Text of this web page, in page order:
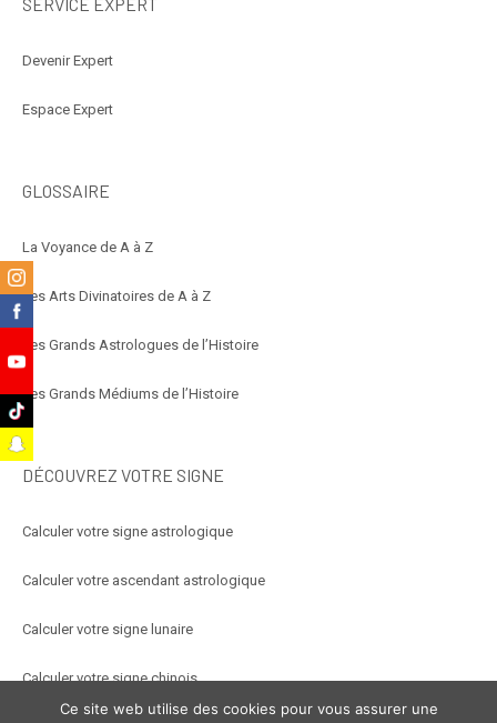
Devenir Expert
Espace Expert
GLOSSAIRE
La Voyance de A à Z
Les Arts Divinatoires de A à Z
Les Grands Astrologues de l’Histoire
Les Grands Médiums de l’Histoire
DÉCOUVREZ VOTRE SIGNE
Calculer votre signe astrologique
Calculer votre ascendant astrologique
Calculer votre signe lunaire
Calculer votre signe chinois
Ce site web utilise des cookies pour vous assurer une